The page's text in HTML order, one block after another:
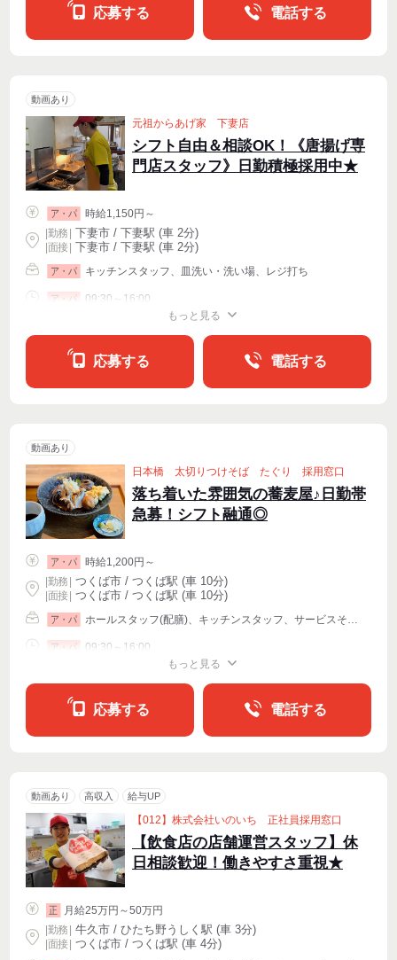
応募する 電話する
動画あり
元祖からあげ家 下妻店
シフト自由＆相談OK！《唐揚げ専
門店スタッフ》日勤積極採用中★
ア・パ
時給1,150円～
|勤務 下妻市 / 下妻駅 (車 2分)
| 面接 | 下妻市 / 下妻駅 (車 2分)
ア・パ キッチンスタッフ、皿洗い・洗い場、レジ打ち
ア・パ 09:30～16:00
もっと見る
応募する 電話する
動画あり
日本橋 太切りつけそば たぐり 採用窓口
落ち着いた雰囲気の蕎麦屋♪日勤帯
急募！シフト融通◎
ア・パ
時給1,200円～
|勤務 つくば市 / つくば駅 (車 10分)
| 面接 | つくば市 / つくば駅 (車 10分)
ア・パ ホールスタッフ(配膳)、キッチンスタッフ、サービスその他
ア・パ 09:30～16:00
もっと見る
応募する 電話する
動画あり 高収入 給与UP
【012】株式会社いのいち 正社員採用窓口
【飲食店の店舗運営スタッフ】休
日相談歓迎！働きやすさ重視★
正
月給25万円～50万円
|勤務 牛久市 / ひたち野うしく駅 (車 3分)
| 面接 | つくば市 / つくば駅 (車 4分)